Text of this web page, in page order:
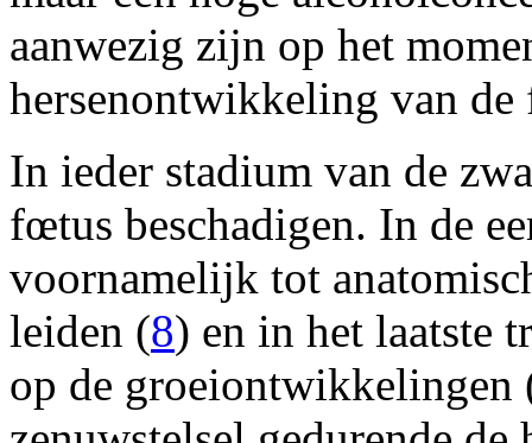
aanwezig zijn op het
hersenontwikkeling van
In ieder stadium van de
fœtus beschadigen. In de
voornamelijk tot
leiden (8) en in het laatste
op de groeiontwikkelingen